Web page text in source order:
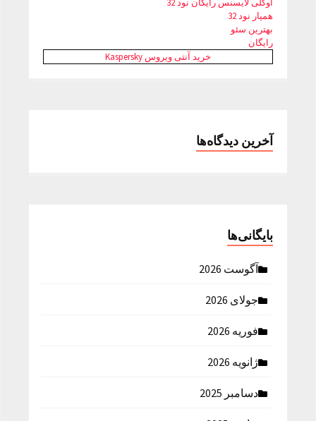
اوکلی لایسنس رایگان نود 32
همیار نود 32
بهترین سئو
رایگان
خرید آنتی ویروس Kaspersky
آخرین دیدگاه‌ها
بایگانی‌ها
آگوست 2026
جولای 2026
فوریه 2026
ژانویه 2026
دسامبر 2025